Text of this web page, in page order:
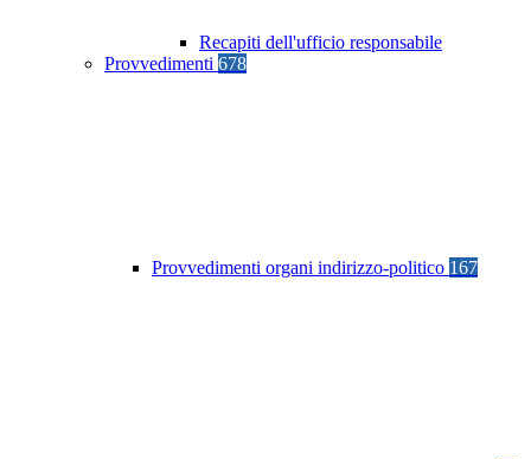
Recapiti dell'ufficio responsabile
Provvedimenti 678
Provvedimenti organi indirizzo-politico 167